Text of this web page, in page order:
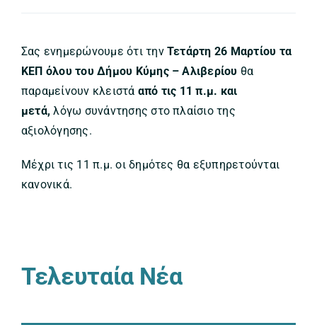
Σας ενημερώνουμε ότι την Τετάρτη 26 Μαρτίου τα
ΚΕΠ όλου του Δήμου Κύμης – Αλιβερίου θα
παραμείνουν κλειστά από τις 11 π.μ. και
μετά,λόγω συνάντησης στο πλαίσιο της
αξιολόγησης.
Μέχρι τις 11 π.μ. οι δημότες θα εξυπηρετούνται
κανονικά.
Τελευταία Νέα